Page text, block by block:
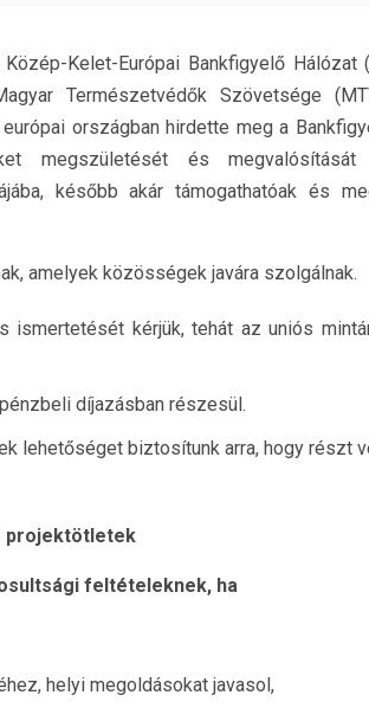
Kelet-Európai Bankfigyelő Hálózat
Természetvédők Szövetsége
országban hirdette meg a
megszületését és megvalósítását
később akár támogathatóak és
amelyek közösségek javára szolgálnak.
ismertetését kérjük, tehát az uniós
díjazásban részesül.
lehetőséget biztosítunk arra, hogy részt
projektötletek
feltételeknek, ha
helyi megoldásokat javasol,